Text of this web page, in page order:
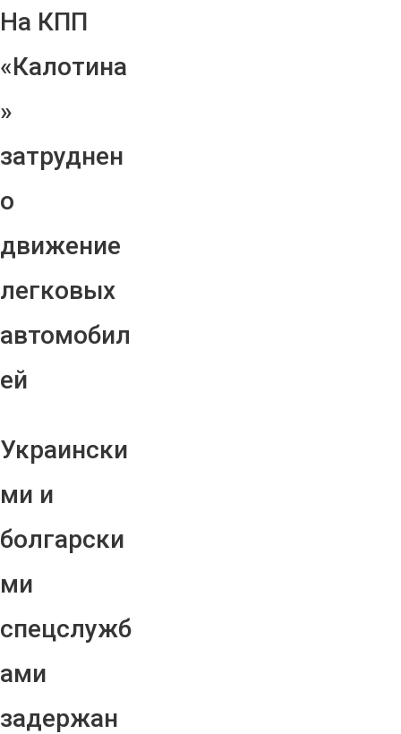
На КПП
«Калотина
»
затруднен
о
движение
легковых
автомобил
ей
Украински
ми и
болгарски
ми
спецслужб
ами
задержан